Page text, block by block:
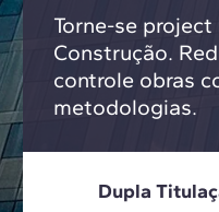
Torne-se
Construção.
controle obras
metodologias.
Dupla